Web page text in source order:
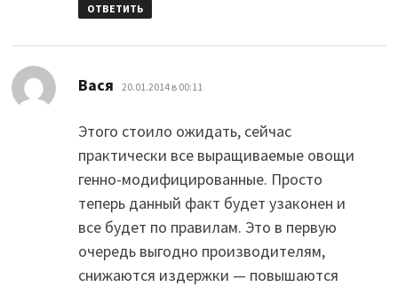
ОТВЕТИТЬ
Вася 20.01.2014 в 00:11
Этого стоило ожидать, сейчас
практически все выращиваемые овощи
генно-модифицированные. Просто
теперь данный факт будет узаконен и
все будет по правилам. Это в первую
очередь выгодно производителям,
снижаются издержки — повышаются